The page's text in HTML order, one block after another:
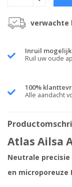
verwachte
Inruil mogelijk
Ruil uw oude
100%
Alle aandacht
Atlas Ailsa
Neutrale
en microporeuze